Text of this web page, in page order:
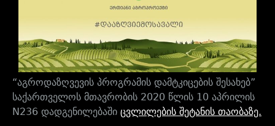
“აგროდაზღვევის პროგრამის დამტკიცების შესახებ”
საქართველოს მთავრობის 2020 წლის 10 აპრილის
N236 დადგენილებაში ცვლილების შეტანის თაობაზე.